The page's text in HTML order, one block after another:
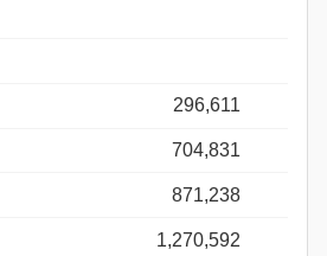
296,611
704,831
871,238
1,270,592